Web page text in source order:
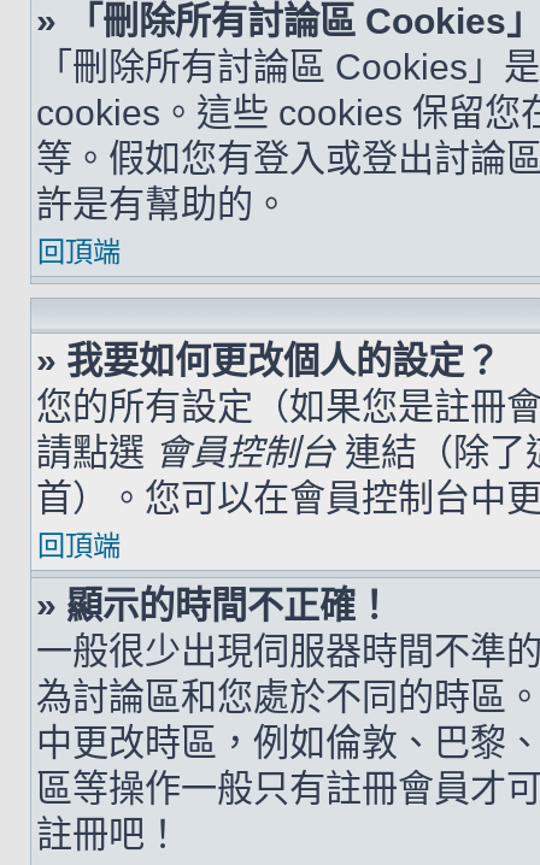
» 「刪除所有討論區 Cookies
「刪除所有討論區 Cookies」
cookies。這些 cookies 保留您
等。假如您有登入或登出討論
許是有幫助的。
回頂端
» 我要如何更改個人的設定？
您的所有設定（如果您是註冊
請點選 會員控制台連結（除了
首）。您可以在會員控制台中
回頂端
» 顯示的時間不正確！
一般很少出現伺服器時間不準
為討論區和您處於不同的時區
中更改時區，例如倫敦、巴黎
區等操作一般只有註冊會員才
註冊吧！